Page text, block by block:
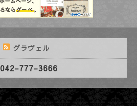
グラヴェル
042-777-3666